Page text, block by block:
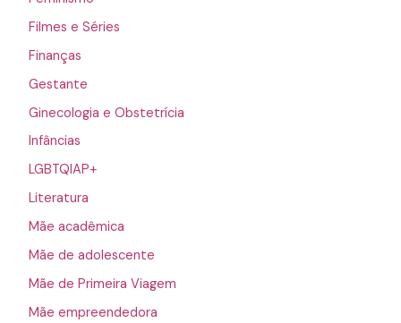
Filmes e Séries
Finanças
Gestante
Ginecologia e Obstetrícia
Infâncias
LGBTQIAP+
Literatura
Mãe acadêmica
Mãe de adolescente
Mãe de Primeira Viagem
Mãe empreendedora